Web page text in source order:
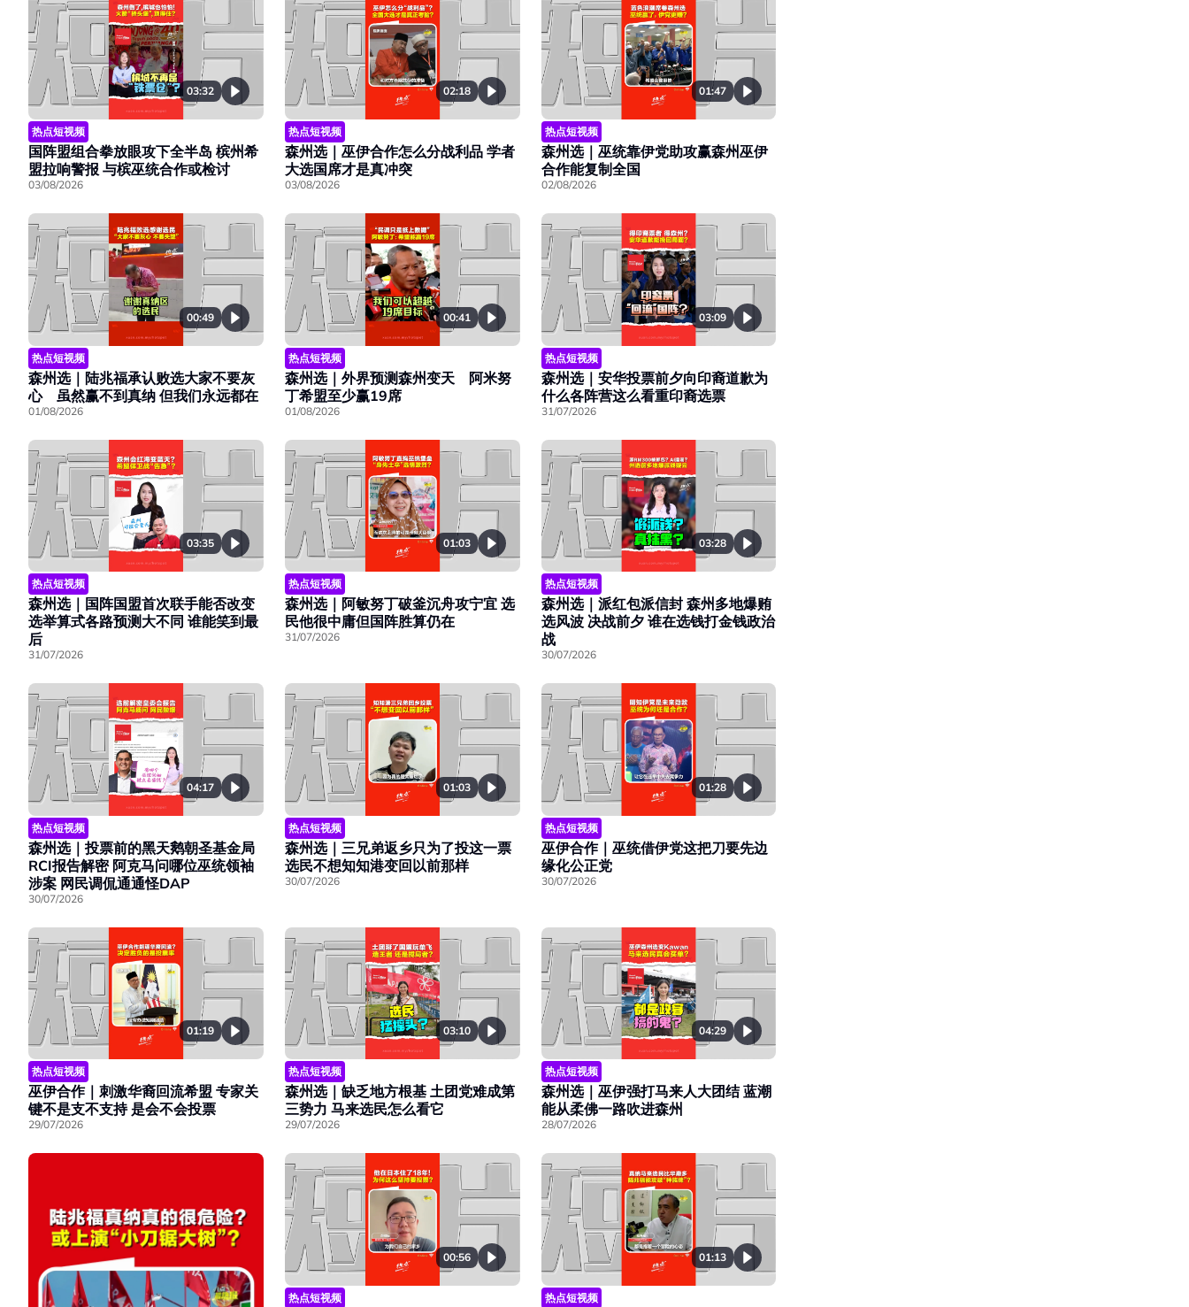
03:32
热点短视频
国阵盟组合拳放眼攻下全半岛 槟州希
盟拉响警报 与槟巫统合作或检讨
03/08/2026
02:18
热点短视频
森州选｜巫伊合作怎么分战利品 学者
大选国席才是真冲突
03/08/2026
01:47
热点短视频
森州选｜巫统靠伊党助攻赢森州巫伊
合作能复制全国
02/08/2026
00:49
热点短视频
森州选｜陆兆福承认败选大家不要灰
心 虽然赢不到真纳 但我们永远都在
01/08/2026
00:41
热点短视频
森州选｜外界预测森州变天 阿米努
丁希盟至少赢19席
01/08/2026
03:09
热点短视频
森州选｜安华投票前夕向印裔道歉为
什么各阵营这么看重印裔选票
31/07/2026
03:35
热点短视频
森州选｜国阵国盟首次联手能否改变
选举算式各路预测大不同 谁能笑到最
后
31/07/2026
01:03
热点短视频
森州选｜阿敏努丁破釜沉舟攻宁宜 选
民他很中庸但国阵胜算仍在
31/07/2026
03:28
热点短视频
森州选｜派红包派信封 森州多地爆贿
选风波 决战前夕 谁在选钱打金钱政治
战
30/07/2026
04:17
热点短视频
森州选｜投票前的黑天鹅朝圣基金局
RCI报告解密 阿克马问哪位巫统领袖
涉案 网民调侃通通怪DAP
30/07/2026
01:03
热点短视频
森州选｜三兄弟返乡只为了投这一票
选民不想知知港变回以前那样
30/07/2026
01:28
热点短视频
巫伊合作｜巫统借伊党这把刀要先边
缘化公正党
30/07/2026
01:19
热点短视频
巫伊合作｜刺激华裔回流希盟 专家关
键不是支不支持 是会不会投票
29/07/2026
03:10
热点短视频
森州选｜缺乏地方根基 土团党难成第
三势力 马来选民怎么看它
29/07/2026
04:29
热点短视频
森州选｜巫伊强打马来人大团结 蓝潮
能从柔佛一路吹进森州
28/07/2026
00:56
热点短视频
01:13
热点短视频